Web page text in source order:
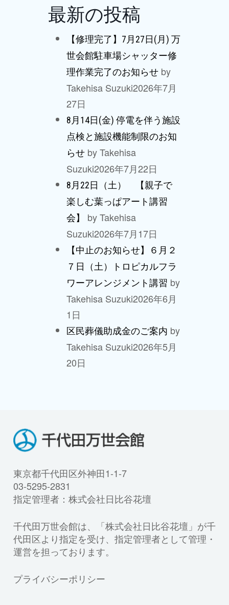
最新の投稿
【修理完了】7月27日(月) 万
世会館駐車場シャッター修
理作業完了のお知らせ by
Takehisa Suzuki2026年7月
27日
8月14日(金) 停電を伴う施設
点検と施設機能制限のお知
らせ by Takehisa
Suzuki2026年7月22日
8月22日（土） 【親子で
楽しむ葉っぱアート講習
会】
by Takehisa
Suzuki2026年7月17日
【中止のお知らせ】６月２
７日（土）トロピカルフラ
ワーアレンジメント講習 by
Takehisa Suzuki2026年6月
1日
区民葬儀助成金のご案内 by
Takehisa Suzuki2026年5月
20日
東京都千代田区外神田1-1-7
03-5295-2831
指定管理者：株式会社日比谷花壇
千代田万世会館は、「株式会社日比谷花壇」が千
代田区より指定を受け、指定管理者として管理・
運営を担っております。
プライバシーポリシー